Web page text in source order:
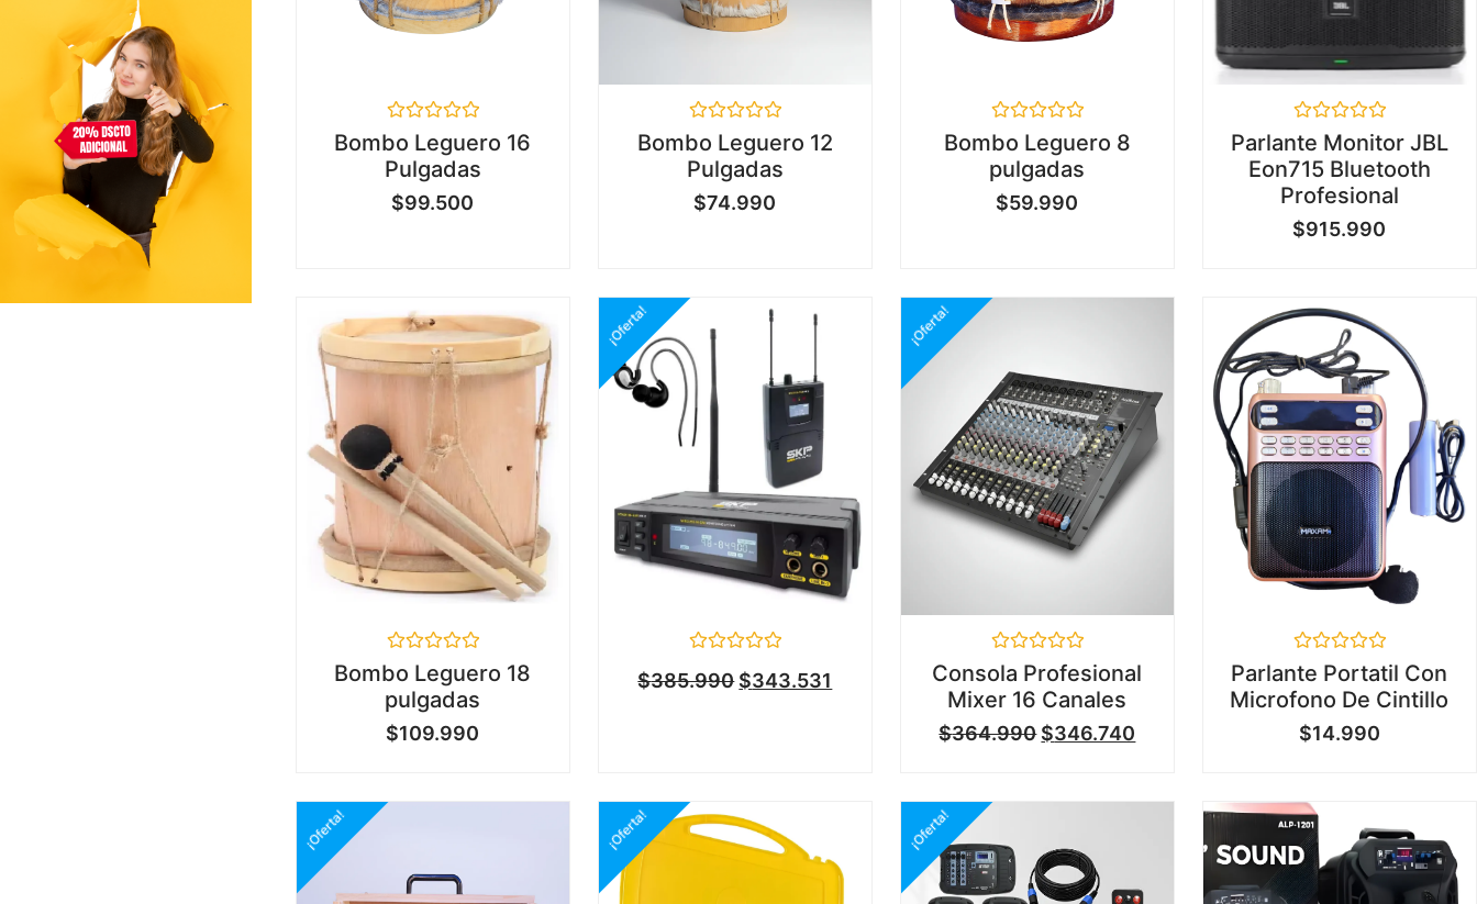
Valorado
en
0
5
Bombo Leguero 16
Pulgadas
$99.500
Valorado
en
0
5
Bombo Leguero 12
Pulgadas
$74.990
Valorado
en
0
de
5
Bombo Leguero 8
pulgadas
$59.990
Valorado
en
0
5
Parlante Monitor JBL
Eon715 Bluetooth
Profesional
$915.990
Valorado
en
0
de
5
Bombo Leguero 18
pulgadas
$109.990
¡Oferta!
en
$385.990 $343.531
¡Oferta!
Valorado
en
0
de
5
Consola Profesional
Mixer 16 Canales
$364.990 $346.740
Valorado
en
0
de
5
Parlante Portatil Con
Microfono De Cintillo
$14.990
¡Oferta! ¡Oferta! ¡Oferta!